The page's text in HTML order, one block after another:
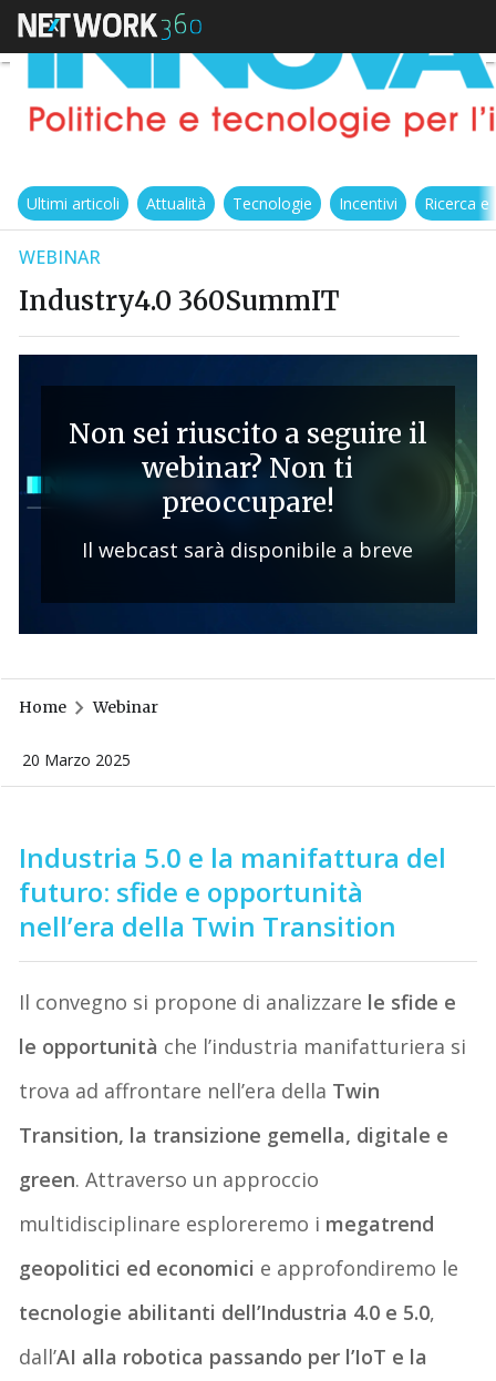
Ultimi articoli Attualità Tecnologie Incentivi Ricerca
WEBINAR
Industry4.0 360SummIT
Non sei riuscito a seguire il
webinar? Non ti
preoccupare!
Il webcast sarà disponibile a breve
Home Webinar
20 Marzo 2025
Industria 5.0 e la manifattura del
futuro: sfide e opportunità
nell’era della Twin Transition
Il convegno si propone di analizzare le sfide e
le opportunità che l’industria manifatturiera si
trova ad affrontare nell’era della Twin
Transition, la transizione gemella, digitale e
green. Attraverso un approccio
multidisciplinare esploreremo i megatrend
geopolitici ed economici e approfondiremo le
tecnologie abilitanti dell’Industria 4.0 e 5.0,
dall’AI alla robotica passando per l’IoT e la